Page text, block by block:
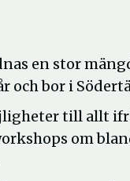
en stor
och bor i
till allt
om